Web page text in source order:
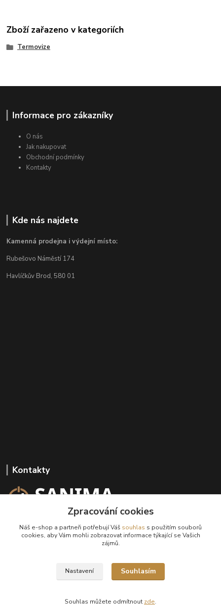
Zboží zařazeno v kategoriích
Termovize
Informace pro zákazníky
O nás
Jak nakupovat
Obchodní podmínky
Kontakty
Kde nás najdete
Kamenná prodejna i výdejní místo:
Rubešovo Náměstí 174
Havlíčkův Brod, 580 01
Kontakty
+420 602 647 136
(Po-Pá, 9-18 hod.)
Zpracování cookies
Náš e-shop a partneři potřebují Váš souhlas s použitím souborů
cookies, aby Vám mohli zobrazovat informace týkající se Vašich
zájmů.
Nastavení Souhlasím
Souhlas můžete odmítnout zde.